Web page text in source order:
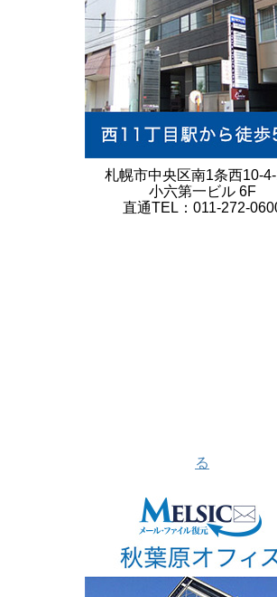
札幌市中央区南1条西10-
小六第一ビル 6F
直通TEL：011-272-
る